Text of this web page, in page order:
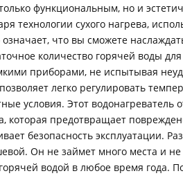
функциональным, но и
технологии сухого нагрева,
означает, что вы сможете
количество горячей воды
приборами, не испытывая
легко регулировать
условия. Этот
которая предотвращает
безопасность эксплуатации.
Он не займет много места и
водой в любое время года.